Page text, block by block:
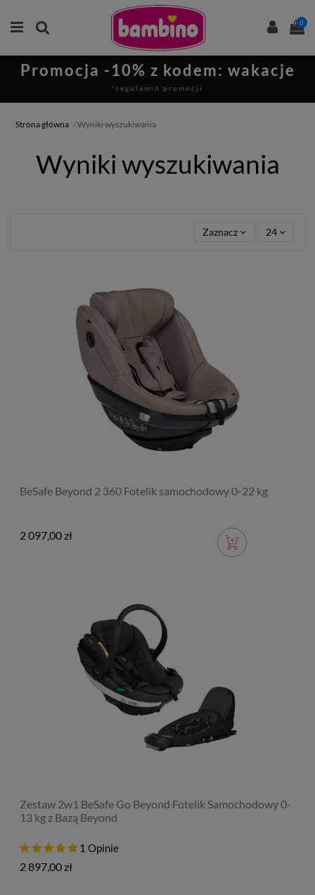
0
Promocja -10% z kodem: wakacje
*regulamin promocji
Strona główna Wyniki wyszukiwania
Wyniki wyszukiwania
Zaznacz 24
BeSafe Beyond 2 360 Fotelik samochodowy 0-22 kg
2 097,00 zł
Zestaw 2w1 BeSafe Go Beyond Fotelik Samochodowy 0-
13 kg z Bazą Beyond
1 Opinie
2 897,00 zł